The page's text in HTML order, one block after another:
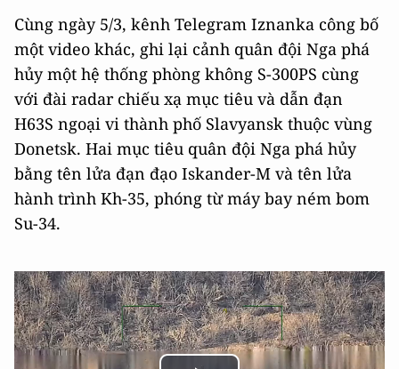
Cùng ngày 5/3, kênh Telegram Iznanka công bố
một video khác, ghi lại cảnh quân đội Nga phá
hủy một hệ thống phòng không S-300PS cùng
với đài radar chiếu xạ mục tiêu và dẫn đạn
H63S ngoại vi thành phố Slavyansk thuộc vùng
Donetsk. Hai mục tiêu quân đội Nga phá hủy
bằng tên lửa đạn đạo Iskander-M và tên lửa
hành trình Kh-35, phóng từ máy bay ném bom
Su-34.